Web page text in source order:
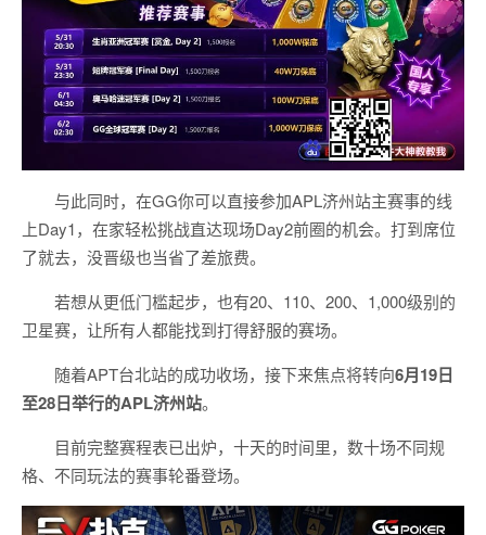
与此同时，在GG你可以直接参加APL济州站主赛事的线
上Day1，在家轻松挑战直达现场Day2前圈的机会。打到席位
了就去，没晋级也当省了差旅费。
若想从更低门槛起步，也有20、110、200、1,000级别的
卫星赛，让所有人都能找到打得舒服的赛场。
随着APT台北站的成功收场，接下来焦点将转向6月19日
至28日举行的APL济州站。
目前完整赛程表已出炉，十天的时间里，数十场不同规
格、不同玩法的赛事轮番登场。